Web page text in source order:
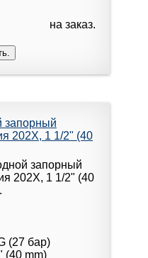
на заказ.
запорный
202X, 1 1/2" (40
(27 бар)
(40 mm)